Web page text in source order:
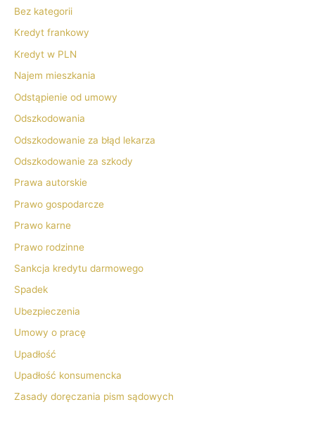
Bez kategorii
Kredyt frankowy
Kredyt w PLN
Najem mieszkania
Odstąpienie od umowy
Odszkodowania
Odszkodowanie za błąd lekarza
Odszkodowanie za szkody
Prawa autorskie
Prawo gospodarcze
Prawo karne
Prawo rodzinne
Sankcja kredytu darmowego
Spadek
Ubezpieczenia
Umowy o pracę
Upadłość
Upadłość konsumencka
Zasady doręczania pism sądowych